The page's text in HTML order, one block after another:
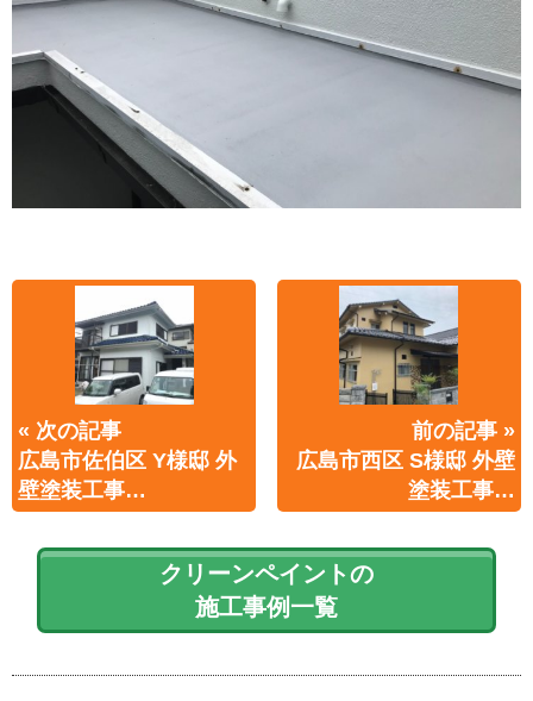
« 次の記事
広島市佐伯区 Y様邸 外
壁塗装工事…
前の記事 »
広島市西区 S様邸 外壁
塗装工事…
クリーンペイントの
施工事例一覧